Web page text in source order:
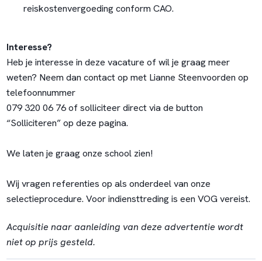
reiskostenvergoeding conform CAO.
Interesse?
Heb je interesse in deze vacature of wil je graag meer
weten? Neem dan contact op met Lianne Steenvoorden op
telefoonnummer
079 320 06 76 of solliciteer direct via de button
“Solliciteren” op deze pagina.
We laten je graag onze school zien!
Wij vragen referenties op als onderdeel van onze
selectieprocedure. Voor indiensttreding is een VOG vereist.
Acquisitie naar aanleiding van deze advertentie wordt
niet op prijs gesteld.